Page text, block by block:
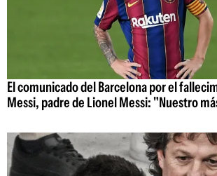
El comunicado del Barcelona por el
Messi, padre de Lionel Messi: "Nuestro